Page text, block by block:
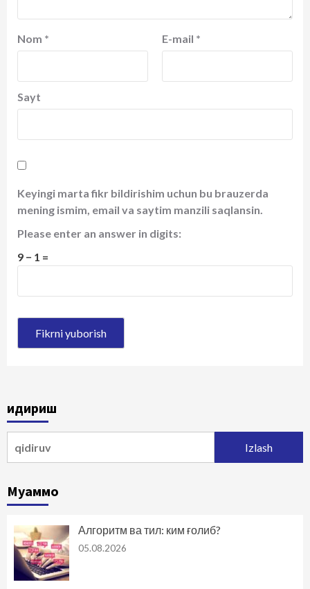
Nom * E-mail *
Sayt
Keyingi marta fikr bildirishim uchun bu brauzerda
mening ismim, email va saytim manzili saqlansin.
Please enter an answer in digits:
9 − 1 =
Қидириш
Муаммо
Алгоритм ва тил: ким ғолиб?
05.08.2026